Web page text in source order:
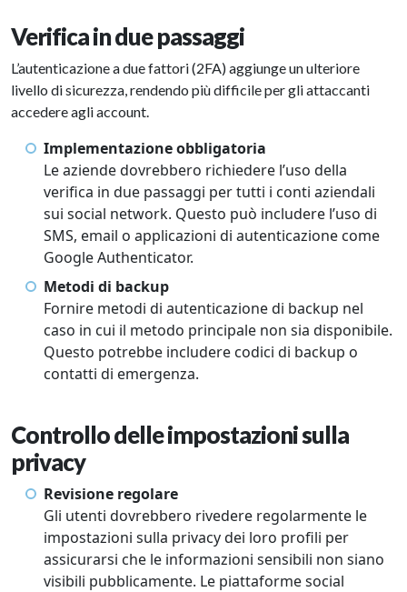
Verifica in due passaggi
L’autenticazione a due fattori (2FA) aggiunge un ulteriore
livello di sicurezza, rendendo più difficile per gli attaccanti
accedere agli account.
Implementazione obbligatoria
Le aziende dovrebbero richiedere l’uso della
verifica in due passaggi per tutti i conti aziendali
sui social network. Questo può includere l’uso di
SMS, email o applicazioni di autenticazione come
Google Authenticator.
Metodi di backup
Fornire metodi di autenticazione di backup nel
caso in cui il metodo principale non sia disponibile.
Questo potrebbe includere codici di backup o
contatti di emergenza.
Controllo delle impostazioni sulla
privacy
Revisione regolare
Gli utenti dovrebbero rivedere regolarmente le
impostazioni sulla privacy dei loro profili per
assicurarsi che le informazioni sensibili non siano
visibili pubblicamente. Le piattaforme social